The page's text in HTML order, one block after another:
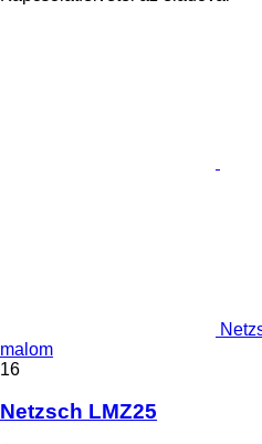
malom
16
Netzsch LMZ25